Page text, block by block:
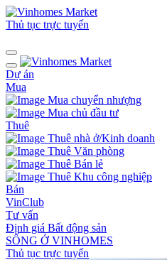
Thủ tục trực tuyến
Dự án
Mua
Mua chuyển nhượng
Mua chủ đầu tư
Thuê
Thuê nhà ở/Kinh doanh
Thuê Văn phòng
Thuê Bán lẻ
Thuê Khu công nghiệp
Bán
VinClub
Tư vấn
Định giá Bất động sản
SỐNG Ở VINHOMES
Thủ tục trực tuyến